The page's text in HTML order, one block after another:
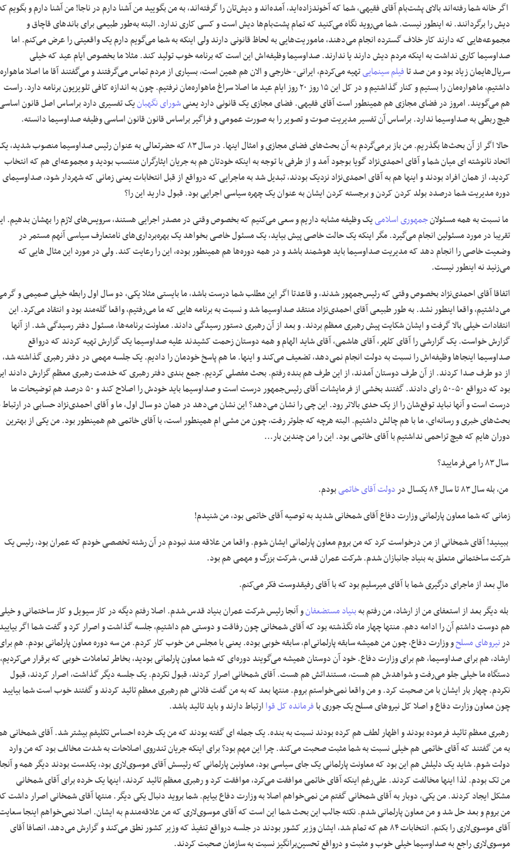
اگر خانه شما رفته‌اند بالای پشت‌بام آقای فقیهی، شما که آخوندزاده‌اید، آمده‌اند و دیش‌تان را گرفته‌اند، به من بگویید من آشنا دارم در ناجا! من آشنا دارم و بگویم
دیش را برگردانند. نه اینطور نیست. شما می‌روید نگاه می‌کنید که تمام پشت‌بام‌ها دیش است و کسی کاری ندارد. البته به‌طور طبیعی برای باندهای قاچاق و
مجموعه‌هایی که دارند کار خلاف گسترده انجام می‌دهند، ماموریت‌هایی به لحاظ قانونی دارند ولی اینکه به شما می‌گویم دارم یک واقعیتی را عرض می‌کنم. اما
صداوسیما کاری نداشت به اینکه مردم دیش دارند یا ندارند. صداوسیما وظیفه‌اش این است که برنامه خوب تولید کند. مثلا ما بخصوص ایام عید که خیلی
سریال‌هایمان زیاد بود و من صد تافیلم سینماییتهیه می‌کردم، ایرانی- خارجی و الان هم همین است، بسیاری از مردم تماس می‌گرفتند و می‌گفتند آقا ما اصلا ماهواره
داشتیم، ماهواره‌مان را بستیم و کنار گذاشتیم و در کل این ۱۵ روز ۲۰ روز ایام عید ما اصلا سراغ ماهواره‌مان نرفتیم. چون به اندازه کافی تلویزیون برنامه دارد. راست
هم می‌گویند. امروز در فضای مجازی هم همینطور است آقای فقیهی. فضای مجازی یک قانونی دارد یعنیشورای نگهبانیک تفسیری دارد براساس اصل قانون
هیچ ربطی به صداوسیما ندارد. براساس آن تفسیر مدیریت صوت و تصویر را به صورت عمومی و فراگیر براساس قانون قانون اساسی وظیفه صداوسیما دانسته.
حالا اگر از آن بحث‌ها بگذریم. من باز برمی‌گردم به آن بحث‌های فضای مجازی و امثال اینها. در سال ۸۳ که حضرتعالی به عنوان رئیس صداوسیما منصوب
اتحاد نانوشته ای میان شما و آقای احمدی‌نژاد گویا بوجود آمد و از طرفی با توجه به اینکه خودتان هم به جریان ایثارگران منتسب بودید و مجموعه‌ای هم که انتخاب
کردید، از همان افراد بودند و اینها هم به آقای احمدی‌نژاد نزدیک بودند، تبدیل شد به ماجرایی که درواقع از قبل انتخابات یعنی زمانی که شهردار شود، صداوسیمای
دوره مدیریت شما درصدد بولد کردن کردن و برجسته کردن ایشان به عنوان یک چهره سیاسی اجرایی بود. قبول دارید این را؟
ما نسبت به همه مسئولانجمهوری اسلامییک وظیفه مشابه داریم و سعی می‌کنیم که بخصوص وقتی در مصدر اجرایی هستند، سرویس‌های لازم را بهشان بدهیم.
تقریبا در مورد مسئولین انجام می‌گیرد. مگر اینکه یک حالت خاصی پیش بیاید، یک مسئول خاصی بخواهد یک بهره‌برداری‌های نامتعارف سیاسی آنهم مستمر در
وضعیت خاصی را انجام دهد که مدیریت صداوسیما باید هوشمند باشد و در همه دوره‌ها هم همینطور بوده، این را رعایت کند. ولی در مورد این مثال هایی که
می‌زنید نه اینطور نیست.
اتفاقا آقای احمدی‌نژاد بخصوص وقتی که رئیس‌جمهور شدند، و قاعدتا اگر این مطلب شما درست باشد، ما بایستی مثلا یکی، دو سال اول رابطه خیلی صمیمی و
می‌داشتیم، واقعا اینطور نشد. به طور طبیعی آقای احمدی‌نژاد منتقد صداوسیما شد و نسبت به برنامه هایی که ما می‌رفتیم، واقعا گله‌مند بود و انتقاد می‌کرد. این
انتقادات خیلی بالا گرفت و ایشان شکایت پیش رهبری معظم بردند. و بعد از آن رهبری دستور رسیدگی دادند. معاونت برنامه‌ها، مسئول دفتر رسیدگی شد. از آنها
گزارش خواست. یک گزارشی را آقای کلهر، آقای هاشمی، آقای شاید الهام و همه دوستان زحمت کشیدند علیه صداوسیما یک گزارش تهیه کردند که درواقع
صداوسیما اینجاها وظیفه‌اش را نسبت به دولت انجام نمی‌دهد، تضعیف می‌کند و اینها. ما هم پاسخ خودمان را دادیم. یک جلسه مهمی در دفتر رهبری گذاشته شد،
از دو طرف صدا کردند. از آن طرف دوستان آمدند، از این طرف هم بنده رفتم. بحث مفصلی کردیم. جمع بندی دفتر رهبری که خدمت رهبری معظم گزارش دادند
بود که درواقع ۵۰-۵۰ رای دادند. گفتند بخشی از فرمایشات آقای رئیس‌جمهور درست است و صداوسیما باید خودش را اصلاح کند و ۵۰ درصد هم توضیحات ما
درست است و آنها نباید توقع‌شان را از یک حدی بالاتر رود. این چی را نشان می‌دهد؟ این نشان می‌دهد در همان دو سال اول، ما و آقای احمدی‌نژاد حسابی در ارتباط
بحث‌های خبری و رسانه‌ای، ما با هم چالش داشتیم. البته هرچه که جلوتر رفت، چون من مشی ام همینطور است، با آقای خاتمی هم همینطور بود. من یکی از بهترین
دوران هایم که هیچ تزاحمی نداشتیم با آقای خاتمی بود. این را من چندین بار...
سال ۸۳ را می‌فرمایید؟
من، بله سال ۸۳ تا سال ۸۴ یکسال در
دولت آقای خاتمیبودم.
زمانی که شما معاون پارلمانی وزارت دفاع آقای شمخانی شدید به توصیه آقای خاتمی بود، من شنیدم!
ببینید! آقای شمخانی از من درخواست کرد که من بروم معاون پارلمانی ایشان شوم. واقعا من علاقه مند نبودم در آن رشته تخصصی خودم که عمران بود، رئیس یک
شرکت ساختمانی متعلق به بنیاد جانبازان شدم. شرکت عمران قدس، شرکت بزرگ و مهمی هم بود.
مالِ بعد از ماجرای درگیری شما با آقای میرسلیم بود که با آقای رفیقدوست فکر می‌کنم.
بله دیگر بعد از استعفای من از ارشاد، من رفتم بهبنیاد مستضعفانو آنجا رئیس شرکت عمران بنیاد قدس شدم. اصلا رفتم دیگه در کار سیویل و کار ساختمانی و
هم دوست داشتم آن را ادامه دهم. منتها چهار ماه نگذشته بود که آقای شمخانی چون رفاقت و دوستی هم داشتیم، جلسه گذاشت و اصرار کرد و گفت شما اگر
درنیروهای مسلحو وزارت دفاع، چون من همیشه سابقه پارلمانی‌ام، سابقه خوبی بوده. یعنی با مجلس من خوب کار کردم. من سه دوره معاون پارلمانی بودم. هم
ارشاد، هم برای صداوسیما، هم برای وزارت دفاع. خود آن دوستان همیشه می‌گویند دوره‌ای که شما معاون پارلمانی بودید، بخاطر تعاملات خوبی که برقرار می‌کردیم،
دستگاه ما خیلی جلو می‌رفت و شواهدش هم هست، مستنداتش هم هست. آقای شمخانی اصرار کردند، قبول نکردم. یک جلسه دیگر گذاشت، اصرار کردند، قبول
نکردم. چهار بار ایشان با من صحبت کرد. و من واقعا نمی‌خواستم بروم. منتها بعد که به من گفت فلانی هم رهبری معظم تائید کردند و گفتند خوب است شما بیایید
چون معاون وزارت دفاع و اصلا کل نیروهای مسلح یک جوری بافرمانده کل قواارتباط دارند و باید تائید باشد.
رهبری معظم تائید فرموده بودند و اظهار لطف هم کرده بودند نسبت به بنده. یک جمله ای گفته بودند که من یک خرده احساس تکلیفم بیشتر شد. آقای شمخانی
به من گفتند که آقای خاتمی هم خیلی نسبت به شما مثبت صحبت می‌کند. چرا این مهم بود؟ برای اینکه جریان تندروی اصلاحات به شدت مخالف بود که من وارد
دولت شوم. شاید یک دلیلش هم این بود که معاونت پارلمانی یک جای سیاسی بود، معاونین پارلمانی که رئیسش آقای موسوی‌لاری بود، یکدست بودند دیگر همه و آنجا
من تک بودم. لذا اینها مخالفت کردند. علی‌رغم اینکه آقای خاتمی موافقت می‌کرد، موافقت کرد و رهبری معظم تائید کردند، اینها یک خرده برای آقای شمخانی
مشکل ایجاد کردند. من یکی، دوبار به آقای شمخانی گفتم من نمی‌خواهم اصلا به وزارت دفاع بیایم. شما بروید دنبال یکی دیگر. منتها آقای شمخانی اصرار داشت
من بروم و بعد حل شد و من معاون پارلمانی شدم. نکته جالب این بحث شما این است که آقای موسوی‌لاری که من علاقه‌مندم به ایشان. اصلا نمی‌خواهم اینجا
آقای موسوی‌لاری را بکنم. انتخابات ۸۴ هم که تمام شد، ایشان وزیر کشور بودند در جلسه درواقع تنفیذ که وزیر کشور نطق می‌کند و گزارش می‌دهد، انصافا آقای
موسوی‌لاری راجع به صداوسیما خیلی خوب و مثبت و درواقع تحسین‌برانگیز نسبت به سازمان صحبت کردند.